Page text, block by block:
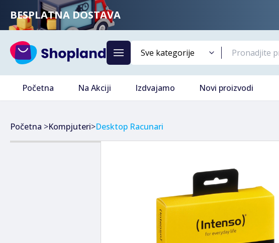
BESPLATNA DOSTAVA
Početna Na Akciji Izdvajamo Novi proizvodi
Početna >Kompjuteri>Desktop Racunari